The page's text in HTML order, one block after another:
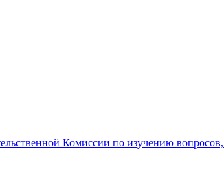
Комиссии по изучению вопросов,